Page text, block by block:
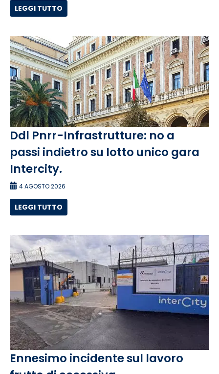
LEGGI TUTTO
Ddl Pnrr-Infrastrutture: no a
passi indietro su lotto unico gara
Intercity.
4 AGOSTO 2026
LEGGI TUTTO
Ennesimo incidente sul lavoro